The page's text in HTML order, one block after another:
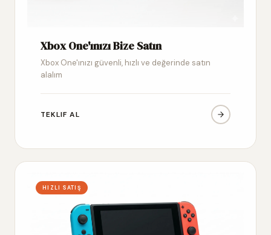
Xbox One'ınızı Bize Satın
Xbox One'ınızı güvenli, hızlı ve değerinde satın
alalım
TEKLIF AL
HIZLI SATIŞ